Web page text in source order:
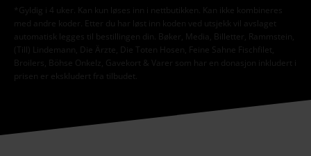
*Gyldig i 4 uker. Kan kun løses inn i nettbutikken. Kan ikke kombineres
med andre koder. Etter du har løst inn koden ved utsjekk vil avslaget
automatisk legges til bestillingen din. Bøker, Media, Billetter, Rammstein,
(Till) Lindemann, Die Ärzte, Die Toten Hosen, Feine Sahne Fischfilet,
Broilers, Böhse Onkelz, Gavekort & Varer som har en donasjon inkludert i
prisen er ekskludert fra tilbudet.